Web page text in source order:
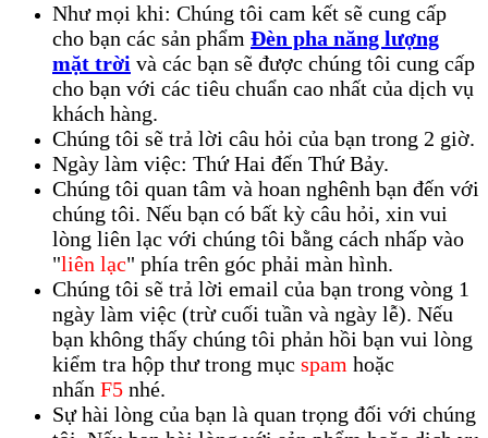
Như mọi khi: Chúng tôi cam kết sẽ cung cấp
cho bạn các sản phẩm Đèn pha năng lượng
mặt trời và các bạn sẽ được chúng tôi cung cấp
cho bạn với các tiêu chuẩn cao nhất của dịch vụ
khách hàng.
Chúng tôi sẽ trả lời câu hỏi của bạn trong 2 giờ.
Ngày làm việc: Thứ Hai đến Thứ Bảy.
Chúng tôi quan tâm và hoan nghênh bạn đến với
chúng tôi. Nếu bạn có bất kỳ câu hỏi, xin vui
lòng liên lạc với chúng tôi bằng cách nhấp vào
"liên lạc" phía trên góc phải màn hình.
Chúng tôi sẽ trả lời email của bạn trong vòng 1
ngày làm việc (trừ cuối tuần và ngày lễ). Nếu
bạn không thấy chúng tôi phản hồi bạn vui lòng
kiểm tra hộp thư trong mục spam hoặc
nhấn F5 nhé.
Sự hài lòng của bạn là quan trọng đối với chúng